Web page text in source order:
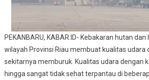
PEKANBARU, KABAR.ID- Kebakaran hutan
wilayah Provinsi Riau membuat kualitas udara
sekitarnya memburuk. Kualitas udara dengan
hingga sangat tidak sehat terpantau di